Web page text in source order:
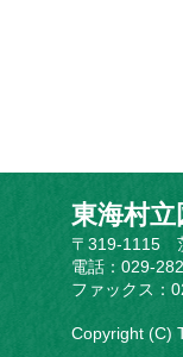
東海村立
〒319-1115
電話：029-
ファックス：
Copyright (C)